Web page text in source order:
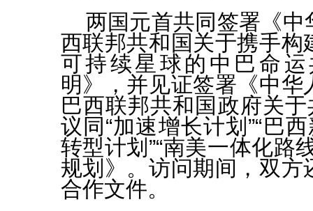
两国元首共同签署《
西联邦共和国关于携手构
可持续星球的中巴命
明》，并见证签署《中华
巴西联邦共和国政府关于
议同“加速增长计划”“巴
转型计划”“南美一体化路
规划》。访问期间，双方
合作文件。